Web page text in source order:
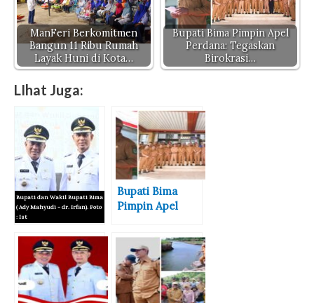
ManFeri Berkomitmen
Bangun 11 Ribu Rumah
Layak Huni di Kota…
Bupati Bima Pimpin Apel
Perdana: Tegaskan
Birokrasi…
LIhat Juga:
Bupati dan Wakil Bupati Bima
( Ady Mahyudi - dr. Irfan). Foto
: Ist
Ady Irfan Tolak
Mobil Dinas
Baru, Anggaran
Rp1,4 Miliar
Bupati Bima
Pimpin Apel
Tegaskan
Birokrasi
Profesional dan
Tanpa Mahar
Jabatan